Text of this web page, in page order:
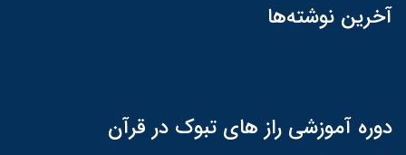
آخرین نوشته‌ها
دوره آموزشی راز های تبوک در قرآن